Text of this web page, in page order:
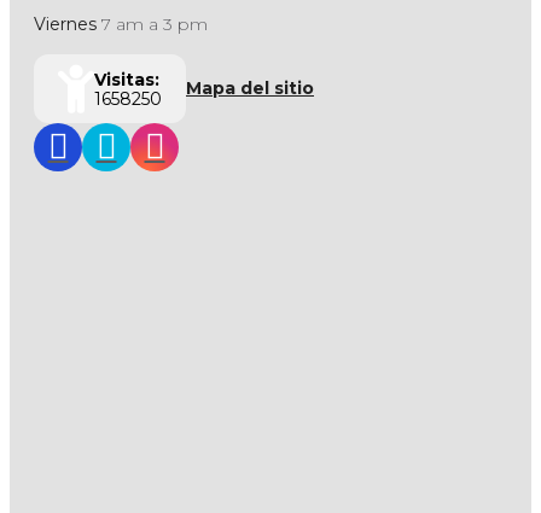
Viernes 7 am a 3 pm
Visitas:
1658250
Mapa del sitio